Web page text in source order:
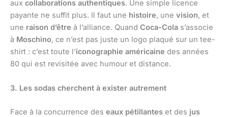
aux collaborations authentiques. Une simple licence
payante ne suffit plus. Il faut une histoire, une vision, et
une raison d’être à l’alliance. Quand Coca-Cola s’associe
à Moschino, ce n’est pas juste un logo plaqué sur un tee-
shirt : c’est toute l’iconographie américaine des années
80 qui est revisitée avec humour et distance.
3. Les sodas cherchent à exister autrement
Face à la concurrence des eaux pétillantes et des jus